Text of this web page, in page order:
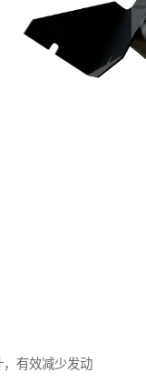
有效减少发动